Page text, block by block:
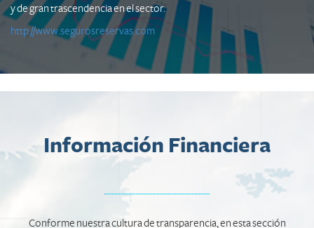
y de gran trascendencia en el sector.
http://www.segurosreservas.com
Información Financiera
Conforme nuestra cultura de transparencia, en esta sección